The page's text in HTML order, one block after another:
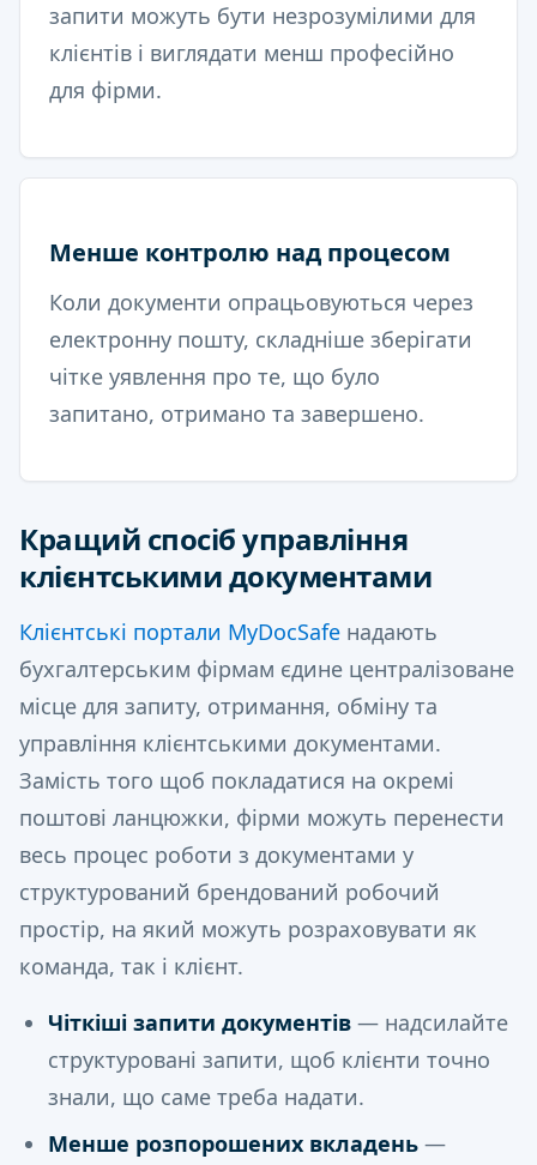
запити можуть бути незрозумілими для
клієнтів і виглядати менш професійно
для фірми.
Менше контролю над процесом
Коли документи опрацьовуються через
електронну пошту, складніше зберігати
чітке уявлення про те, що було
запитано, отримано та завершено.
Кращий спосіб управління
клієнтськими документами
Клієнтські портали MyDocSafe надають
бухгалтерським фірмам єдине централізоване
місце для запиту, отримання, обміну та
управління клієнтськими документами.
Замість того щоб покладатися на окремі
поштові ланцюжки, фірми можуть перенести
весь процес роботи з документами у
структурований брендований робочий
простір, на який можуть розраховувати як
команда, так і клієнт.
Чіткіші запити документів — надсилайте
структуровані запити, щоб клієнти точно
знали, що саме треба надати.
Менше розпорошених вкладень —